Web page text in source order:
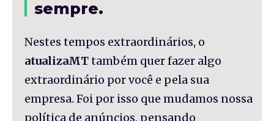
sempre.
Nestes tempos extraordinários, o
atualizaMTtambém quer fazer algo
extraordinário por você e pela sua
empresa. Foi por isso que mudamos nossa
política de anúncios, pensando